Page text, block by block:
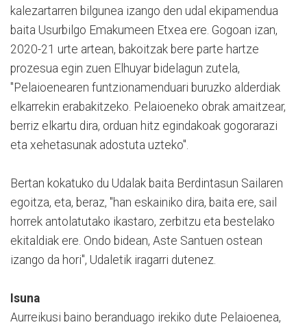
kalezartarren bilgunea izango den udal ekipamendua
baita Usurbilgo Emakumeen Etxea ere. Gogoan izan,
2020-21 urte artean, bakoitzak bere parte hartze
prozesua egin zuen Elhuyar bidelagun zutela,
"Pelaioenearen funtzionamenduari buruzko alderdiak
elkarrekin erabakitzeko. Pelaioeneko obrak amaitzear,
berriz elkartu dira, orduan hitz egindakoak gogorarazi
eta xehetasunak adostuta uzteko".
Bertan kokatuko du Udalak baita Berdintasun Sailaren
egoitza, eta, beraz, "han eskainiko dira, baita ere, sail
horrek antolatutako ikastaro, zerbitzu eta bestelako
ekitaldiak ere. Ondo bidean, Aste Santuen ostean
izango da hori", Udaletik iragarri dutenez.
Isuna
Aurreikusi baino beranduago irekiko dute Pelaioenea,